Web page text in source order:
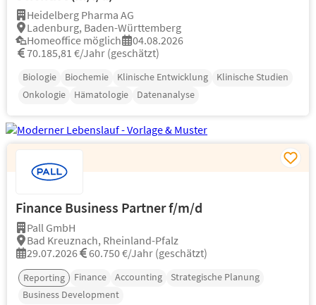
Heidelberg Pharma AG
Ladenburg, Baden-Württemberg
Homeoffice möglich
04.08.2026
70.185,81 €/Jahr (geschätzt)
Biologie Biochemie Klinische Entwicklung
Klinische Studien
Onkologie
Hämatologie Datenanalyse
Finance Business Partner f/m/d
Pall GmbH
Bad Kreuznach, Rheinland-Pfalz
29.07.2026
60.750 €/Jahr (geschätzt)
Reporting Finance Accounting
Strategische Planung
Business Development